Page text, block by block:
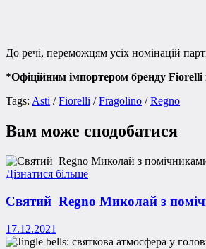
До речі, переможцям усіх номінацій
*Офіційним імпортером бренду Fiorelli
Tags: Asti /Fiorelli /Fragolino /Regno
Вам може сподобатися
Дізнатися більше
Святий Regno Миколай з
17.12.2021